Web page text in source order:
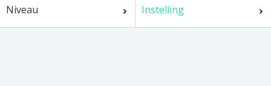
Niveau Instelling